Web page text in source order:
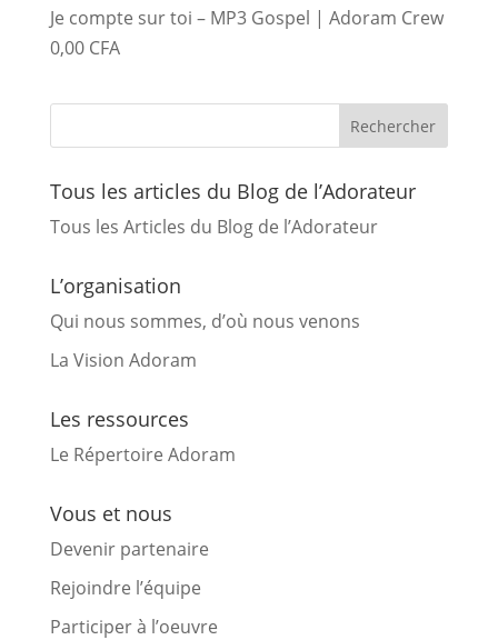
Je compte sur toi – MP3 Gospel | Adoram Crew
0,00 CFA
Tous les articles du Blog de l’Adorateur
Tous les Articles du Blog de l’Adorateur
L’organisation
Qui nous sommes, d’où nous venons
La Vision Adoram
Les ressources
Le Répertoire Adoram
Vous et nous
Devenir partenaire
Rejoindre l’équipe
Participer à l’oeuvre